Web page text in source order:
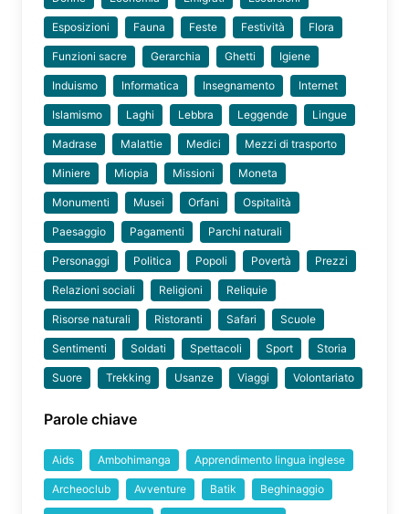
Esposizioni Fauna Feste Festività Flora
Funzioni sacre Gerarchia Ghetti Igiene
Induismo Informatica Insegnamento Internet
Islamismo Laghi Lebbra Leggende Lingue
Madrase Malattie Medici Mezzi di trasporto
Miniere Miopia Missioni Moneta
Monumenti Musei Orfani Ospitalità
Paesaggio Pagamenti Parchi naturali
Personaggi Politica Popoli Povertà Prezzi
Relazioni sociali Religioni Reliquie
Risorse naturali Ristoranti Safari Scuole
Sentimenti Soldati Spettacoli Sport Storia
Suore Trekking Usanze Viaggi Volontariato
Parole chiave
Aids Ambohimanga Apprendimento lingua inglese
Archeoclub Avventure Batik Beghinaggio